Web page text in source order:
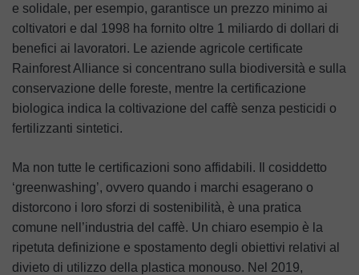
e solidale, per esempio, garantisce un prezzo minimo ai
coltivatori e dal 1998 ha fornito oltre 1 miliardo di dollari di
benefici ai lavoratori. Le aziende agricole certificate
Rainforest Alliance si concentrano sulla biodiversità e sulla
conservazione delle foreste, mentre la certificazione
biologica indica la coltivazione del caffè senza pesticidi o
fertilizzanti sintetici.
Ma non tutte le certificazioni sono affidabili. Il cosiddetto
‘greenwashing’, ovvero quando i marchi esagerano o
distorcono i loro sforzi di sostenibilità, è una pratica
comune nell’industria del caffè. Un chiaro esempio è la
ripetuta definizione e spostamento degli obiettivi relativi al
divieto di utilizzo della plastica monouso. Nel 2019,